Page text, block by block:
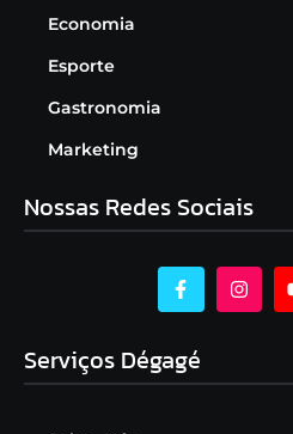
Economia
Esporte
Gastronomia
Marketing
Nossas Redes Sociais
Serviços Dégagé